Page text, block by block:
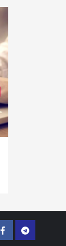
FacebookTelegram